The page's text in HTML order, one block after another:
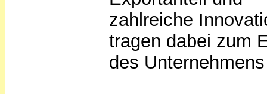
zahlreiche
tragen dabei zum
des